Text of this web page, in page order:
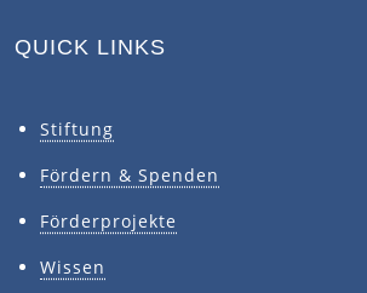
QUICK LINKS
Stiftung
Fördern & Spenden
Förderprojekte
Wissen